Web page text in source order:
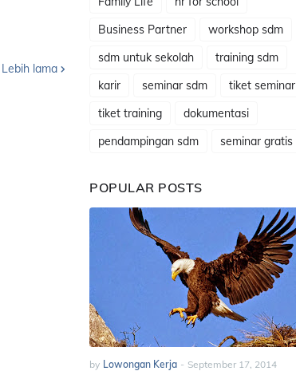
Lebih lama
Business Partner
workshop sdm
sdm untuk sekolah
training sdm
karir
seminar sdm
tiket seminar
tiket training
dokumentasi
pendampingan sdm
seminar gratis
POPULAR POSTS
by Lowongan Kerja - September 17, 2014